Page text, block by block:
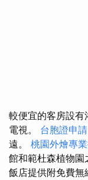
較便宜的客房設
電視。 台胞證申請
遠。 桃園外燴專
館和範杜森植物園
飯店提供附免費